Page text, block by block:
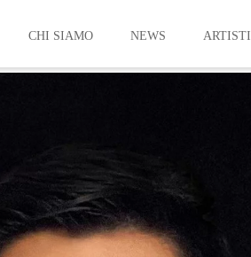
CHI SIAMO NEWS ARTISTI